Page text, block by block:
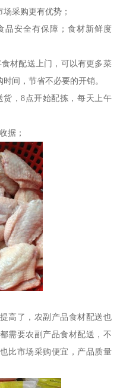
采购更有优势；
品安全有保障；食材新鲜度
材配送上门，可以有更多菜
间，节省不必要的开销。
，8点开始配拣，每天上午
据；
高了，农副产品食材配送也
需要农副产品食材配送，不
比市场采购便宜，产品质量